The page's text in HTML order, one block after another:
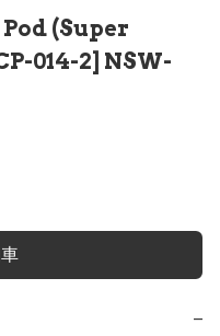
(Super
014-2] NSW-
−